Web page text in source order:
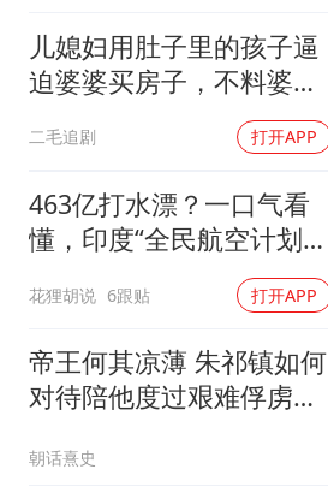
儿媳妇用肚子里的孩子逼
迫婆婆买房子，不料婆婆
二毛追剧 打开APP
463亿打水漂？一口气看
懂，印度“全民航空计划”
花狸胡说 6跟贴 打开APP
帝王何其凉薄 朱祁镇如何
对待陪他度过艰难俘虏生
朝话熹史